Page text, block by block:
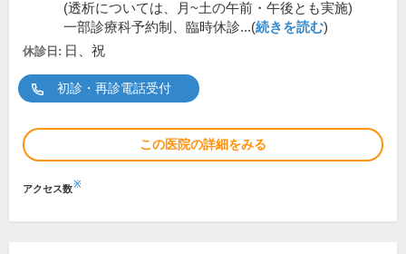
(透析については、月~土の午前・午後とも実施)
一部診療科予約制、臨時休診...(続きを読む)
休診日: 日、祝
初診・再診電話受付
この医院の詳細をみる
アクセス数※